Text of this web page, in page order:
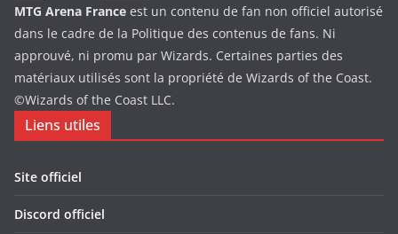
MTG Arena France est un contenu de fan non officiel autorisé
dans le cadre de la Politique des contenus de fans. Ni
approuvé, ni promu par Wizards. Certaines parties des
matériaux utilisés sont la propriété de Wizards of the Coast.
©Wizards of the Coast LLC.
Liens utiles
Site officiel
Discord officiel